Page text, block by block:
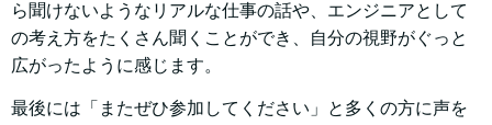
ら聞けないようなリアルな仕事の話や、エンジニアとして
の考え方をたくさん聞くことができ、自分の視野がぐっと
広がったように感じます。
最後には「またぜひ参加してください」と多くの方に声を